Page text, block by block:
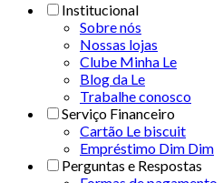
Institucional
Sobre nós
Nossas lojas
Clube Minha Le
Blog da Le
Trabalhe conosco
Serviço Financeiro
Cartão Le biscuit
Empréstimo Dim Dim
Perguntas e Respostas